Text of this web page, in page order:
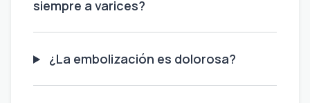
siempre a varices?
¿La embolización es dolorosa?